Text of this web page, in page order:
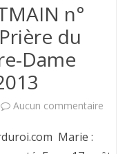
n°
du
Dame
Aucun commentaire
Marie :